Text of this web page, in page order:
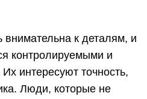
внимательна к деталям, и
контролируемыми и
интересуют точность,
Люди, которые не